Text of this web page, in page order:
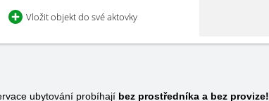
Vložit objekt do své aktovky
ubytování probíhají bez prostředníka a bez provize!